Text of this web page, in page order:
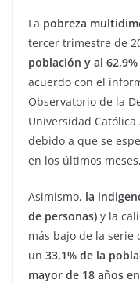
La pobreza
tercer trimestre de
población y al
acuerdo con el
Observatorio de la
Universidad
debido a que se
en los últimos meses,
Asimismo, la
de personas) y la
más bajo de la serie
un 33,1% de la
mayor de 18 años